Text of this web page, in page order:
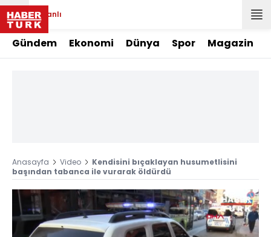
Canlı
Gündem Ekonomi Dünya Spor Magazin
Anasayfa Video
Kendisini bıçaklayan husumetlisini
başından tabanca ile vurarak öldürdü